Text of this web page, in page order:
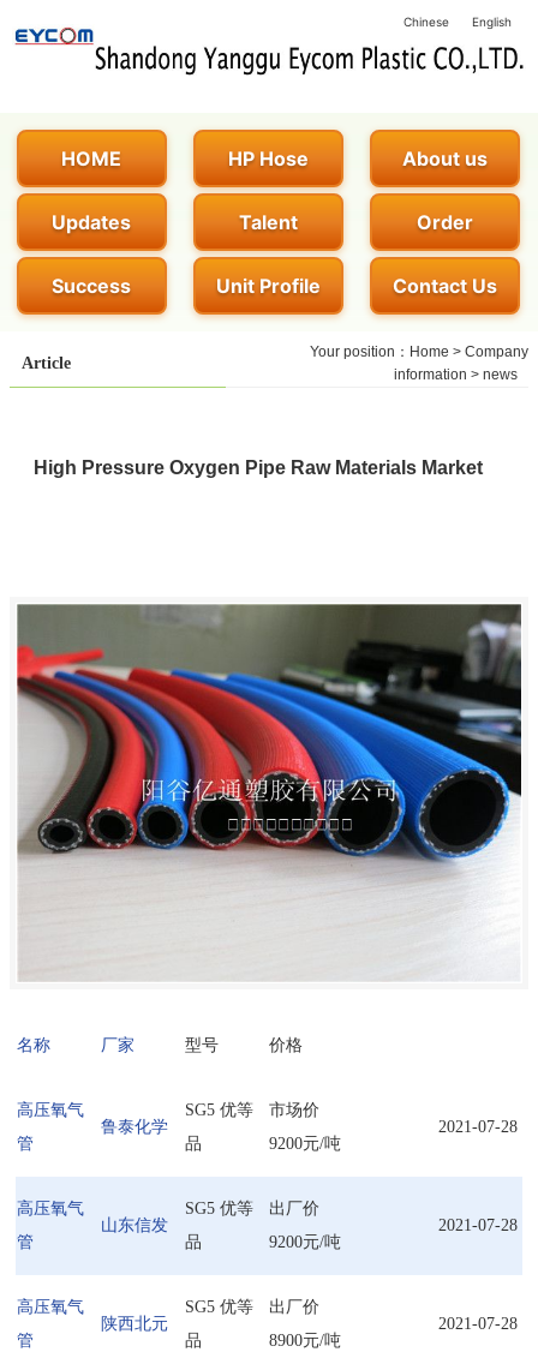
Chinese English
HOME HP Hose About us
Updates Talent Order
Success Unit Profile Contact Us
Article
Your position： Home > Company
information > news
High Pressure Oxygen Pipe Raw Materials Market
名称 厂家 型号 价格
高压氧气
管
鲁泰化学
SG5 优等
品
市场价
9200元/吨
2021-07-28
高压氧气
管
山东信发
SG5 优等
品
出厂价
9200元/吨
2021-07-28
高压氧气
管
陕西北元
SG5 优等
品
出厂价
8900元/吨
2021-07-28